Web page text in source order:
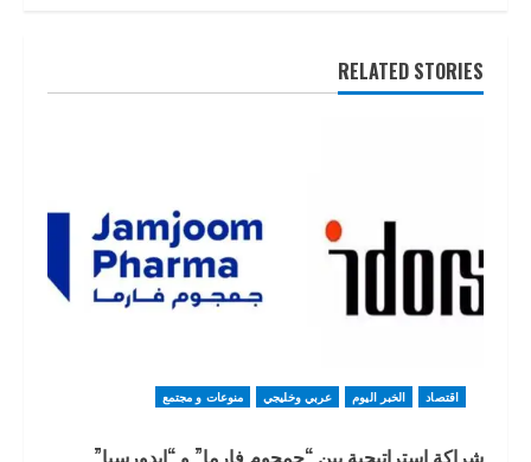
RELATED STORIES
اقتصاد الخبر اليوم عربي وخليجي منوعات و مجتمع